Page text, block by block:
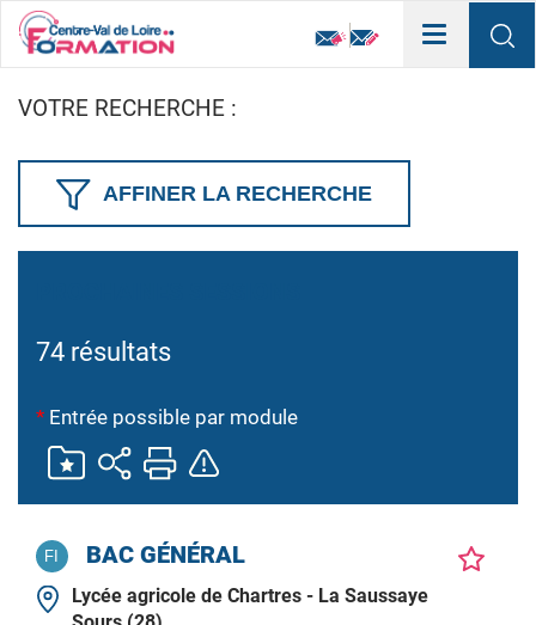
Toggle
VOTRE RECHERCHE :
AFFINER LA RECHERCHE
74 résultats
* Entrée possible par module
BAC GÉNÉRAL
Lycée agricole de Chartres - La Saussaye